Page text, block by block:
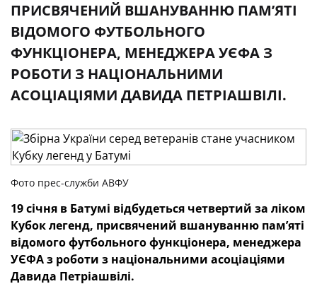
ПРИСВЯЧЕНИЙ ВШАНУВАННЮ ПАМ’ЯТІ
ВІДОМОГО ФУТБОЛЬНОГО
ФУНКЦІОНЕРА, МЕНЕДЖЕРА УЄФА З
РОБОТИ З НАЦІОНАЛЬНИМИ
АСОЦІАЦІЯМИ ДАВИДА ПЕТРІАШВІЛІ.
Фото прес-служби АВФУ
19 січня в Батумі відбудеться четвертий за ліком
Кубок легенд, присвячений вшануванню пам’яті
відомого футбольного функціонера, менеджера
УЄФА з роботи з національними асоціаціями
Давида Петріашвілі.